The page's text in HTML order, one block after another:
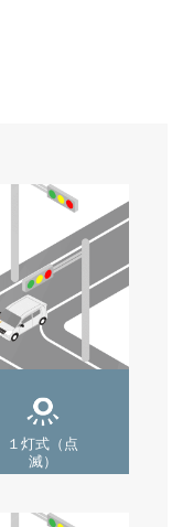
１灯式（点
滅）